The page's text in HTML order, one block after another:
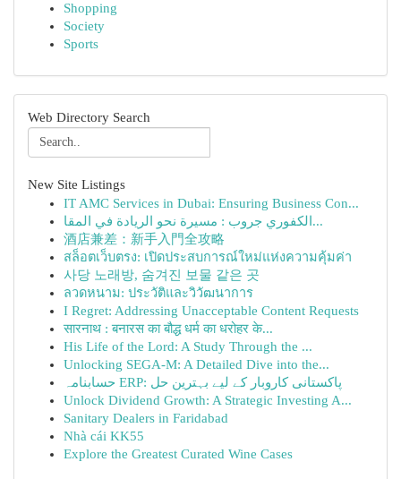
Shopping
Society
Sports
Web Directory Search
New Site Listings
IT AMC Services in Dubai: Ensuring Business Con...
الكفوري جروب : مسيرة نحو الريادة في المقا...
酒店兼差：新手入門全攻略
สล็อตเว็บตรง: เปิดประสบการณ์ใหม่แห่งความคุ้มค่า
사당 노래방, 숨겨진 보물 같은 곳
ลวดหนาม: ประวัติและวิวัฒนาการ
I Regret: Addressing Unacceptable Content Requests
सारनाथ : बनारस का बौद्ध धर्म का धरोहर के...
His Life of the Lord: A Study Through the ...
Unlocking SEGA-M: A Detailed Dive into the...
حسابنامہ ERP: پاکستانی کاروبار کے لیے بہترین حل
Unlock Dividend Growth: A Strategic Investing A...
Sanitary Dealers in Faridabad
Nhà cái KK55
Explore the Greatest Curated Wine Cases